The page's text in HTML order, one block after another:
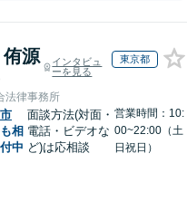
源
インタビュ
ーを見る
東京都
法律事務所
相
中
面談方法(対面・
電話・ビデオな
ど)は応相談
営業時間：10:
00~22:00（土
日祝日）